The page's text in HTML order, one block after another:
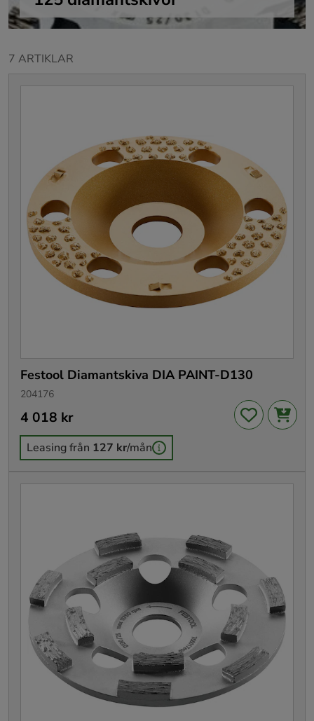
7 ARTIKLAR
Festool Diamantskiva DIA PAINT-D130
204176
Pris:4 018 kr
4 018 kr
Leasing från 127 kr/mån